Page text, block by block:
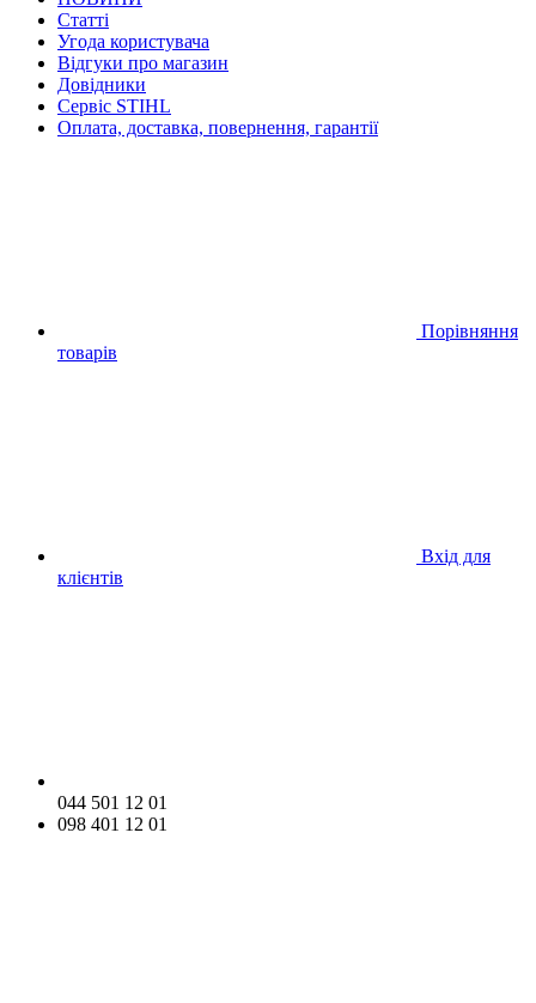
Статті
Угода користувача
Відгуки про магазин
Довідники
Сервіс STIHL
Оплата, доставка, повернення, гарантії
Порівняння
товарів
Вхід для
клієнтів
044 501 12 01
098 401 12 01